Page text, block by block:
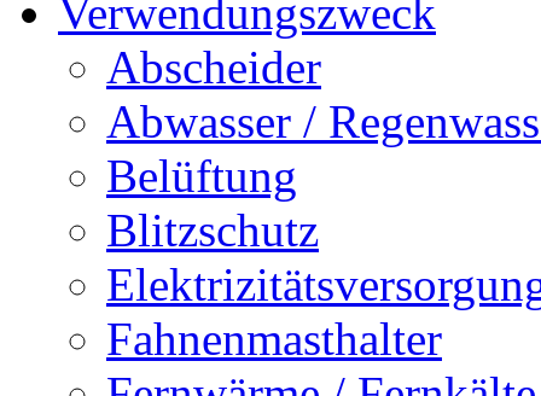
Verwendungszweck
Abscheider
Abwasser /
Belüftung
Blitzschutz
Fahnenmasthalter